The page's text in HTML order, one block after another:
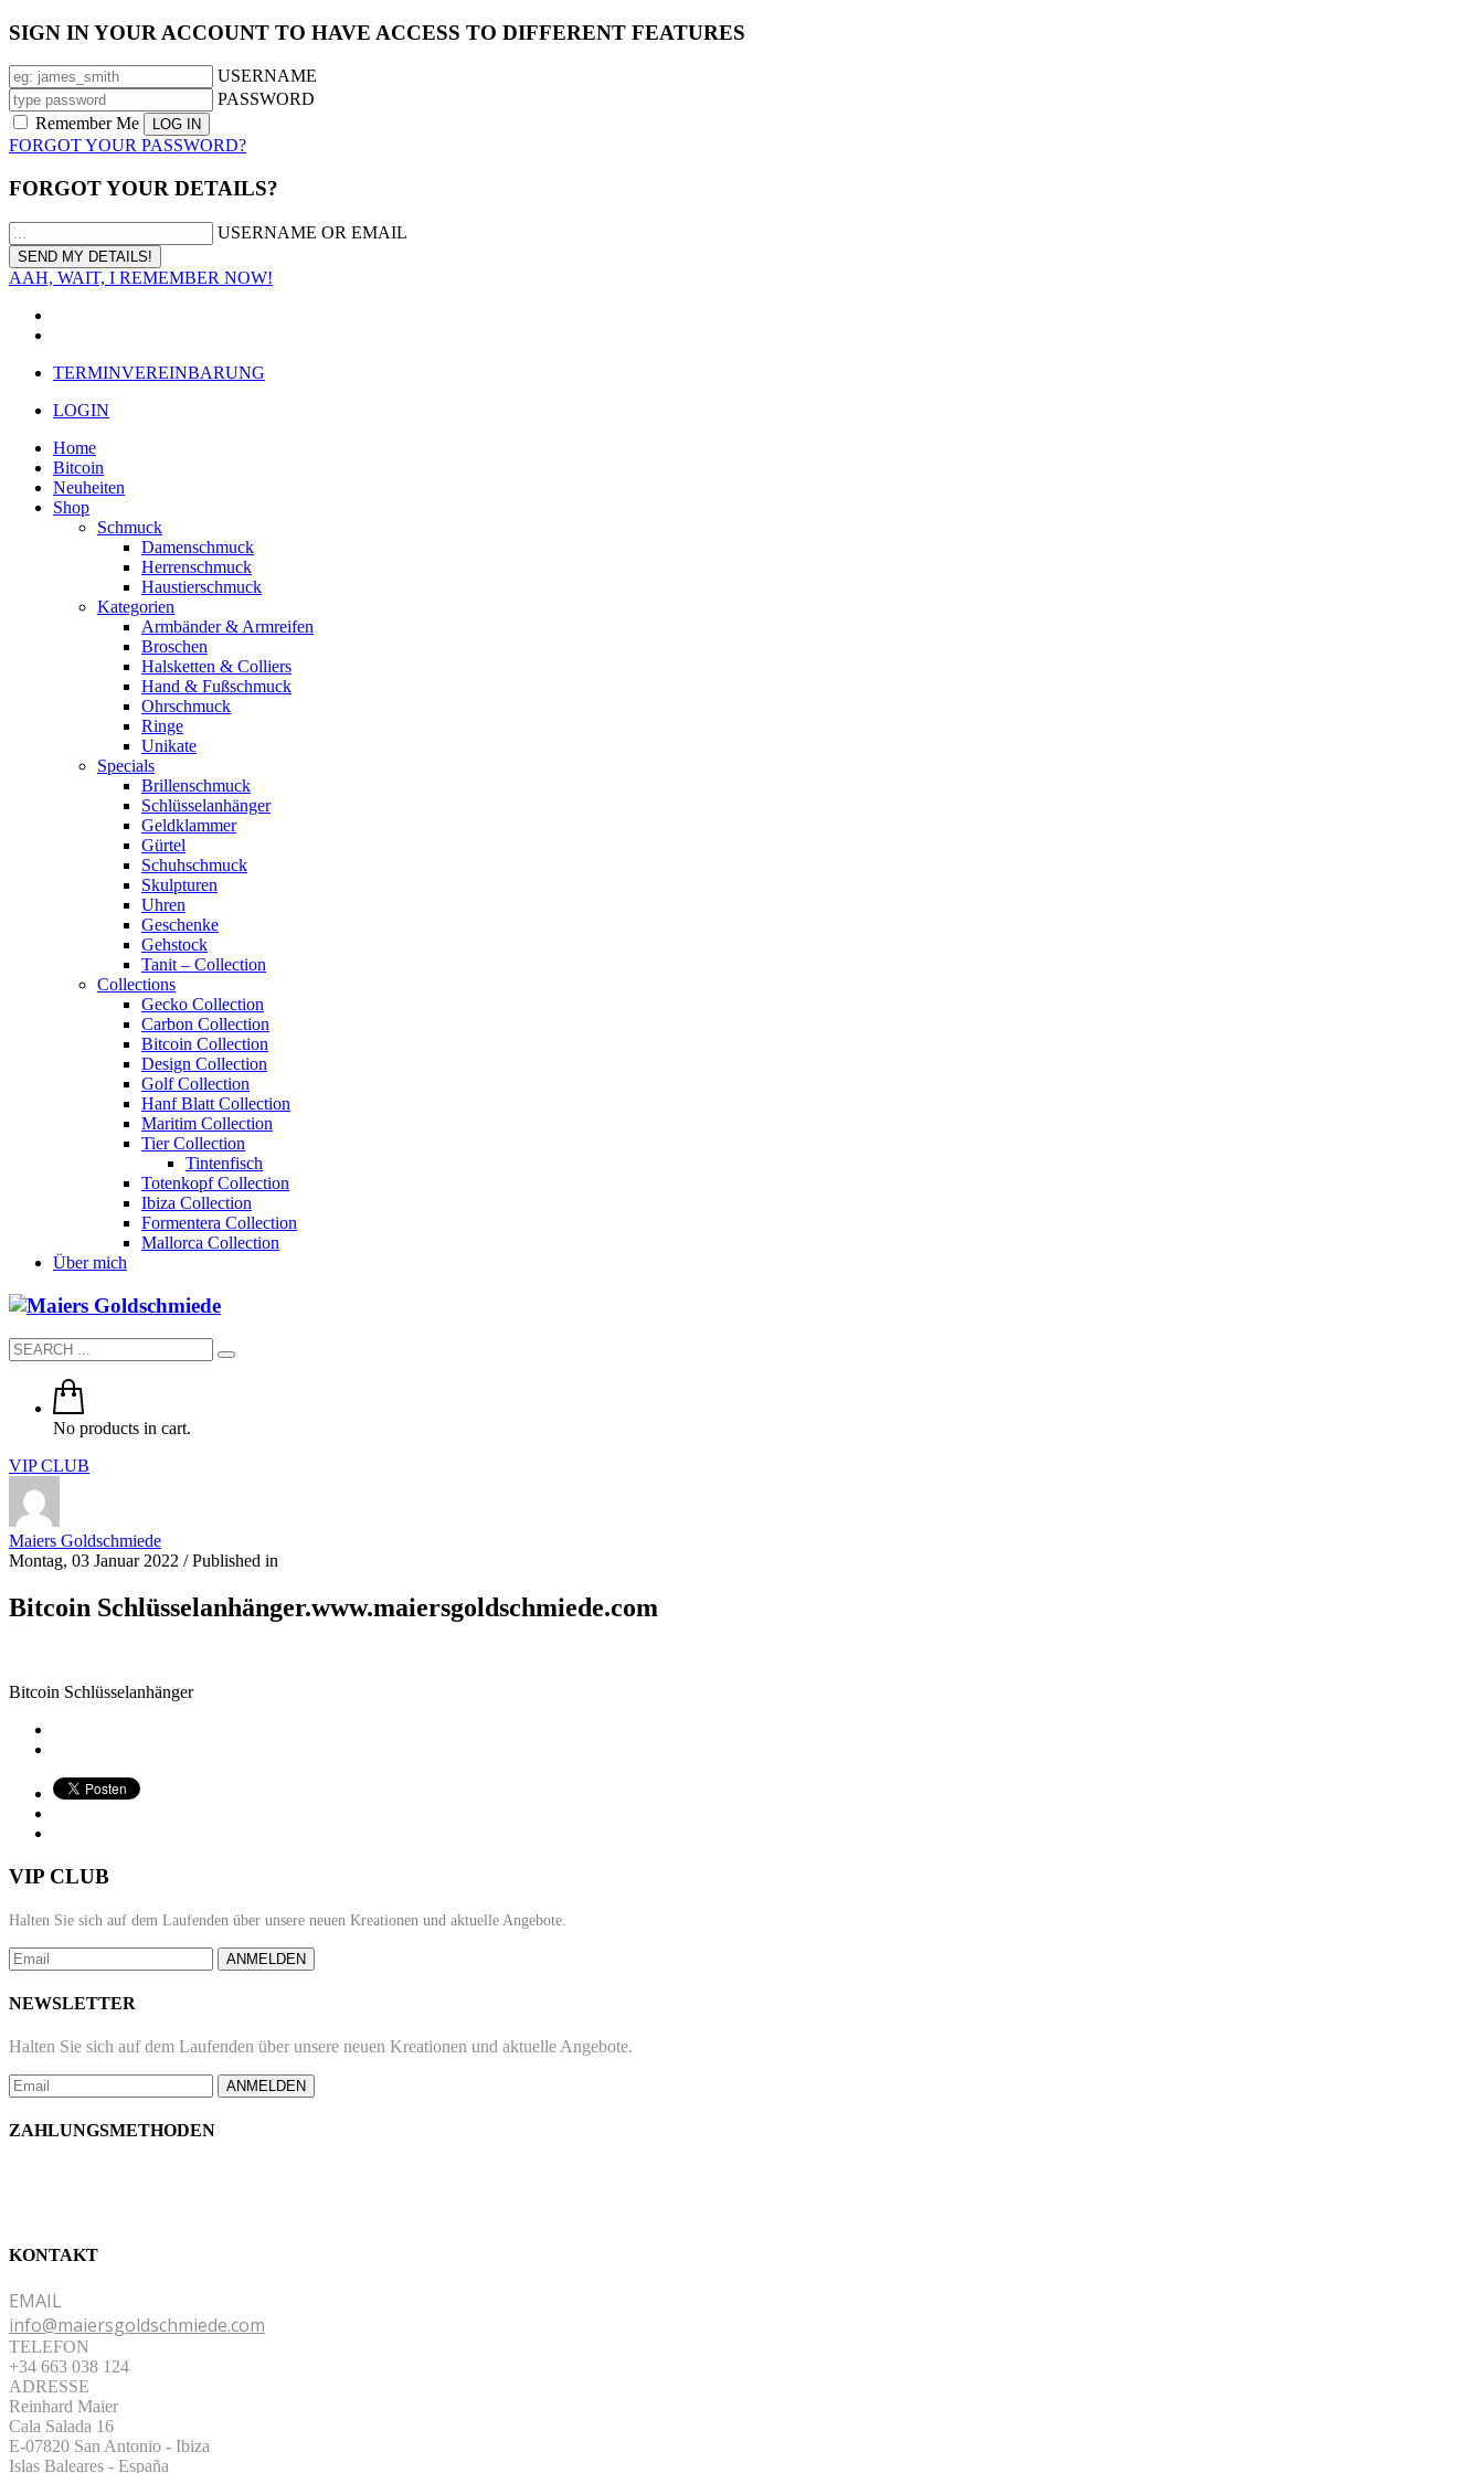
SIGN IN YOUR ACCOUNT TO HAVE ACCESS TO DIFFERENT FEATURES
USERNAME
PASSWORD
Remember Me
FORGOT YOUR PASSWORD?
FORGOT YOUR DETAILS?
USERNAME OR EMAIL
AAH, WAIT, I REMEMBER NOW!
TERMINVEREINBARUNG
LOGIN
Home
Bitcoin
Neuheiten
Shop
Schmuck
Damenschmuck
Herrenschmuck
Haustierschmuck
Kategorien
Armbänder & Armreifen
Broschen
Halsketten & Colliers
Hand & Fußschmuck
Ohrschmuck
Ringe
Unikate
Specials
Brillenschmuck
Schlüsselanhänger
Geldklammer
Gürtel
Schuhschmuck
Skulpturen
Uhren
Geschenke
Gehstock
Tanit – Collection
Collections
Gecko Collection
Carbon Collection
Bitcoin Collection
Design Collection
Golf Collection
Hanf Blatt Collection
Maritim Collection
Tier Collection
Tintenfisch
Totenkopf Collection
Ibiza Collection
Formentera Collection
Mallorca Collection
Über mich
No products in cart.
VIP CLUB
Maiers Goldschmiede
Montag, 03 Januar 2022 /Published in
Bitcoin Schlüsselanhänger.www.maiersgoldschmiede.com
Bitcoin Schlüsselanhänger
VIP CLUB
Halten Sie sich auf dem Laufenden über unsere neuen Kreationen und aktuelle Angebote.
ANMELDEN
NEWSLETTER
Halten Sie sich auf dem Laufenden über unsere neuen Kreationen und aktuelle Angebote.
ANMELDEN
ZAHLUNGSMETHODEN
KONTAKT
EMAIL
info@maiersgoldschmiede.com
TELEFON
+34 663 038 124
ADRESSE
Reinhard Maier
Cala Salada 16
E-07820 San Antonio - Ibiza
Islas Baleares - España